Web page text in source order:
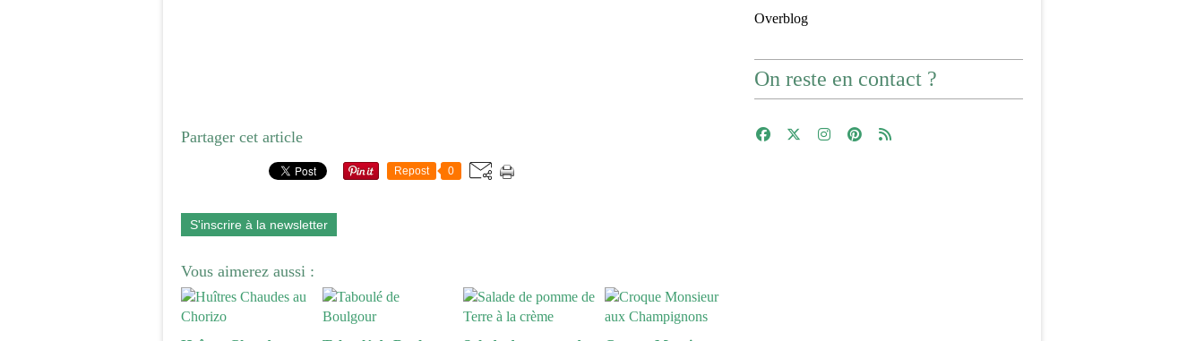
Partager cet article
Repost 0
S'inscrire à la newsletter
Vous aimerez aussi :
Overblog
On reste en contact ?